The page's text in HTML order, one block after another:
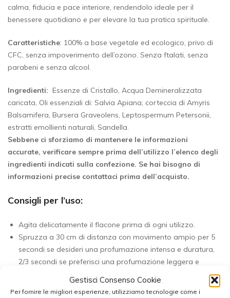
Gestisci Consenso Cookie
Per fornire le migliori esperienze, utilizziamo tecnologie come i
calma, fiducia e pace interiore, rendendolo ideale per il
benessere quotidiano e per elevare la tua pratica spirituale.
Caratteristiche: 100% a base vegetale ed ecologico, privo di
CFC, senza impoverimento dell’ozono. Senza ftalati, senza
parabeni e senza alcool.
Ingredienti: Essenze di Cristallo, Acqua Demineralizzata
caricata, Oli essenziali di: Salvia Apiana, corteccia di Amyris
Balsamifera, Bursera Graveolens, Leptospermum Petersonii,
estratti emollienti naturali, Sandella.
Sebbene ci sforziamo di mantenere le informazioni
accurate, verificare sempre prima dell’utilizzo l’elenco degli
ingredienti indicati sulla confezione. Se hai bisogno di
informazioni precise contattaci prima dell’acquisto.
Consigli per l’uso:
Agita delicatamente il flacone prima di ogni utilizzo.
Spruzza a 30 cm di distanza con movimento ampio per 5
secondi se desideri una profumazione intensa e duratura,
2/3 secondi se preferisci una profumazione leggera e